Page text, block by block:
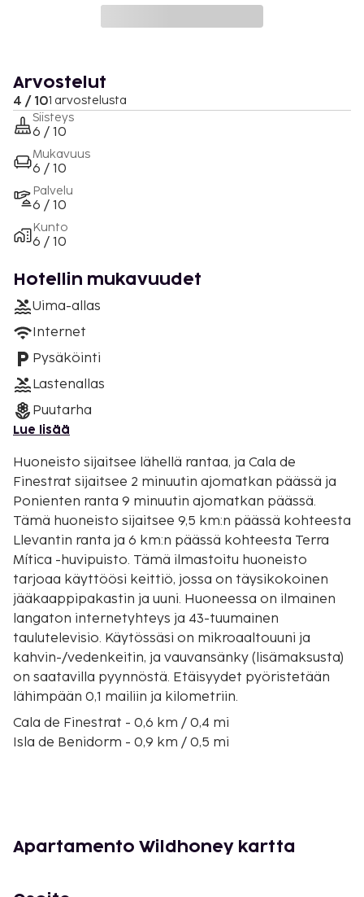
Arvostelut
4 / 101 arvostelusta
Siisteys
6 / 10
Mukavuus
6 / 10
Palvelu
6 / 10
Kunto
6 / 10
Hotellin mukavuudet
Uima-allas
Internet
Pysäköinti
Lastenallas
Puutarha
Lue lisää
Huoneisto sijaitsee lähellä rantaa, ja Cala de
Finestrat sijaitsee 2 minuutin ajomatkan päässä ja
Ponienten ranta 9 minuutin ajomatkan päässä.
Tämä huoneisto sijaitsee 9,5 km:n päässä kohteesta
Llevantin ranta ja 6 km:n päässä kohteesta Terra
Mítica -huvipuisto. Tämä ilmastoitu huoneisto
tarjoaa käyttöösi keittiö, jossa on täysikokoinen
jääkaappipakastin ja uuni. Huoneessa on ilmainen
langaton internetyhteys ja 43-tuumainen
taulutelevisio. Käytössäsi on mikroaaltouuni ja
kahvin-/vedenkeitin, ja vauvansänky (lisämaksusta)
on saatavilla pyynnöstä. Etäisyydet pyöristetään
lähimpään 0,1 mailiin ja kilometriin.
Cala de Finestrat - 0,6 km / 0,4 mi
Isla de Benidorm - 0,9 km / 0,5 mi
La Marinan ostoskeskus - 2,2 km / 1,4 mi
Torresin ranta - 2,6 km / 1,6 mi
Apartamento Wildhoney kartta